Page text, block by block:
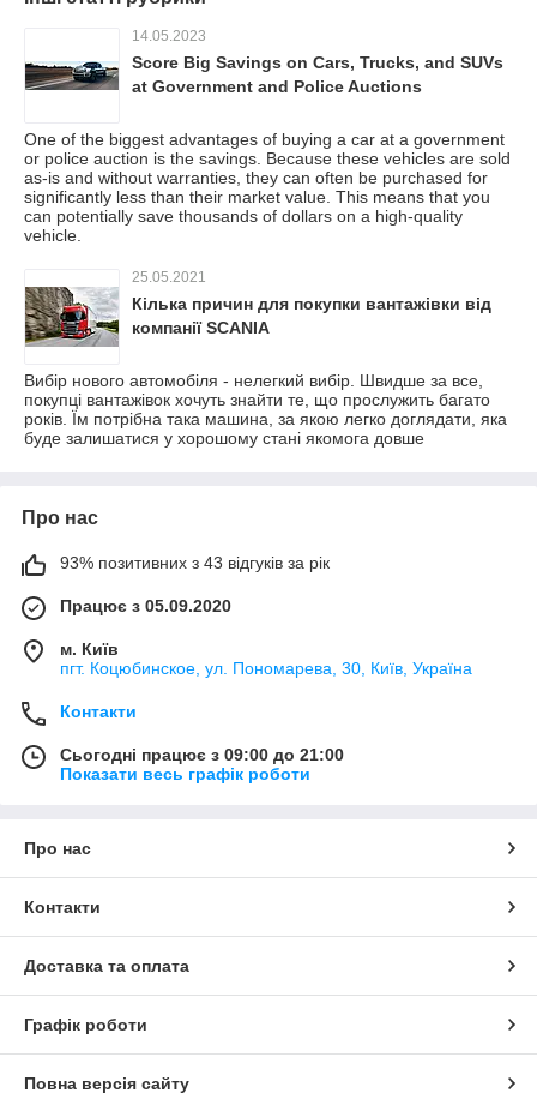
14.05.2023
Score Big Savings on Cars, Trucks, and SUVs
at Government and Police Auctions
One of the biggest advantages of buying a car at a government
or police auction is the savings. Because these vehicles are sold
as-is and without warranties, they can often be purchased for
significantly less than their market value. This means that you
can potentially save thousands of dollars on a high-quality
vehicle.
25.05.2021
Кілька причин для покупки вантажівки від
компанії SCANIA
Вибір нового автомобіля - нелегкий вибір. Швидше за все,
покупці вантажівок хочуть знайти те, що прослужить багато
років. Їм потрібна така машина, за якою легко доглядати, яка
буде залишатися у хорошому стані якомога довше
Про нас
93% позитивних з 43 відгуків за рік
Працює з 05.09.2020
м. Київ
пгт. Коцюбинское, ул. Пономарева, 30, Київ, Україна
Контакти
Сьогодні працює з 09:00 до 21:00
Показати весь графік роботи
Про нас
Контакти
Доставка та оплата
Графік роботи
Повна версія сайту